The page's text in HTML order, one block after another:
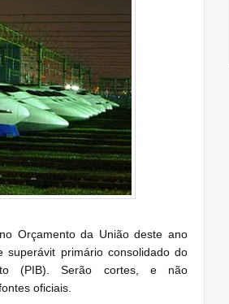
Orçamento da União deste ano
primário consolidado do
(PIB). Serão cortes, e não
oficiais.